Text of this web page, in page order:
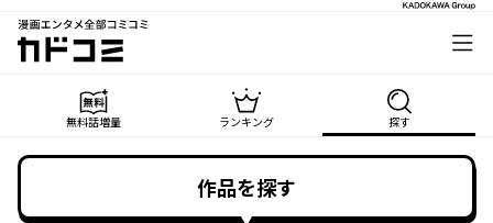
漫画エンタメ全部コミコミ
カドコミ
無料話増量 ランキング 探す
作品を探す